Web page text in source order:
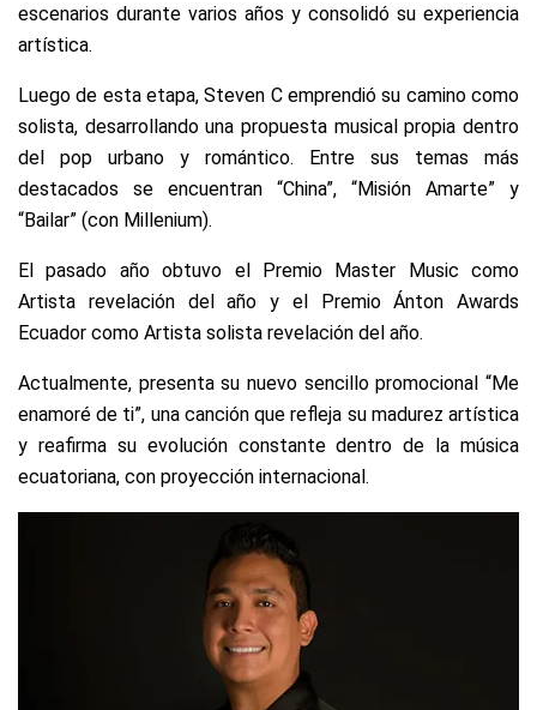
escenarios durante varios años y consolidó su experiencia
artística.
Luego de esta etapa, Steven C emprendió su camino como
solista, desarrollando una propuesta musical propia dentro
del pop urbano y romántico. Entre sus temas más
destacados se encuentran “China”, “Misión Amarte” y
“Bailar” (con Millenium).
El pasado año obtuvo el Premio Master Music como
Artista revelación del año y el Premio Ánton Awards
Ecuador como Artista solista revelación del año.
Actualmente, presenta su nuevo sencillo promocional “Me
enamoré de ti”, una canción que refleja su madurez artística
y reafirma su evolución constante dentro de la música
ecuatoriana, con proyección internacional.